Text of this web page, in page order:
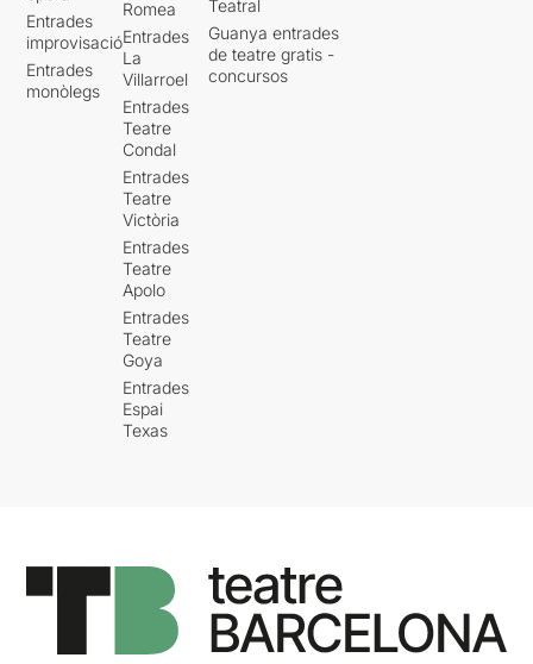
Entrades
improvisació
Entrades
monòlegs
Romea
Entrades
La
Villarroel
Entrades
Teatre
Condal
Entrades
Teatre
Victòria
Entrades
Teatre
Apolo
Entrades
Teatre
Goya
Entrades
Espai
Texas
Teatral
Guanya entrades
de teatre gratis -
concursos